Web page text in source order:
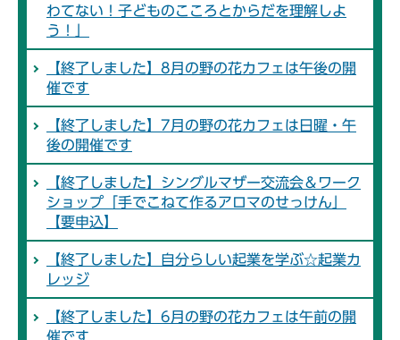
わてない！子どものこころとからだを理解しよ
う！」
【終了しました】8月の野の花カフェは午後の開
催です
【終了しました】7月の野の花カフェは日曜・午
後の開催です
【終了しました】シングルマザー交流会＆ワーク
ショップ「手でこねて作るアロマのせっけん」
【要申込】
【終了しました】自分らしい起業を学ぶ☆起業カ
レッジ
【終了しました】6月の野の花カフェは午前の開
催です